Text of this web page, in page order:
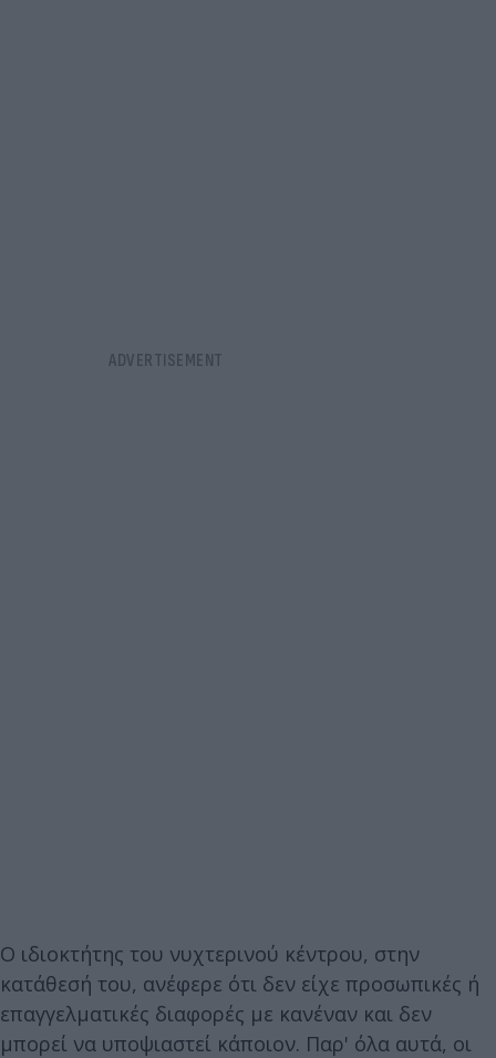
Ο ιδιοκτήτης του νυχτερινού κέντρου, στην
κατάθεσή του, ανέφερε ότι δεν είχε προσωπικές ή
επαγγελματικές διαφορές με κανέναν και δεν
μπορεί να υποψιαστεί κάποιον. Παρ' όλα αυτά, οι